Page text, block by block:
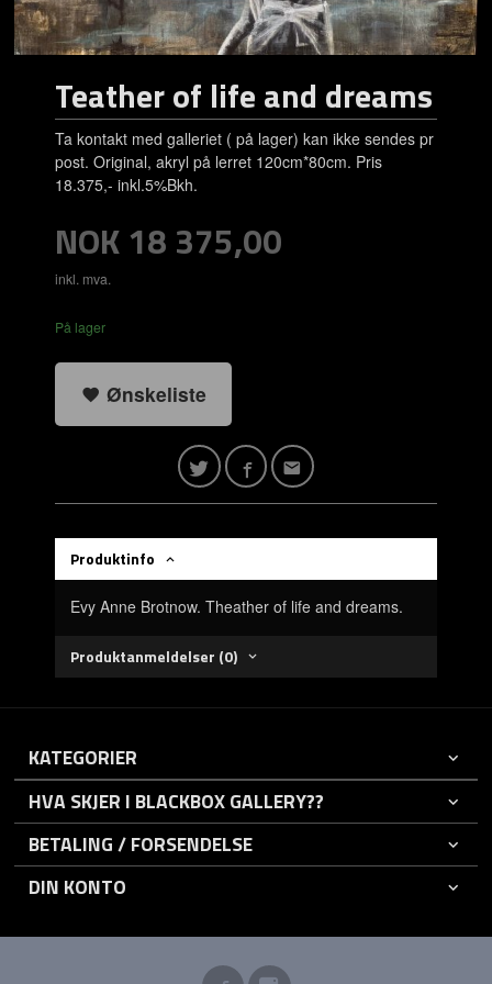
Teather of life and dreams
Ta kontakt med galleriet ( på lager) kan ikke sendes pr
post. Original, akryl på lerret 120cm*80cm. Pris
18.375,- inkl.5%Bkh.
Pris
NOK 18 375,00
inkl. mva.
På lager
Ønskeliste
Produktinfo
Evy Anne Brotnow. Theather of life and dreams.
Produktanmeldelser (0)
KATEGORIER
HVA SKJER I BLACKBOX GALLERY??
BETALING / FORSENDELSE
DIN KONTO